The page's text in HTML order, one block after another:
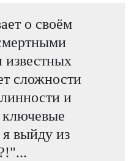
о своём
сложности
и
ключевые
выйду из